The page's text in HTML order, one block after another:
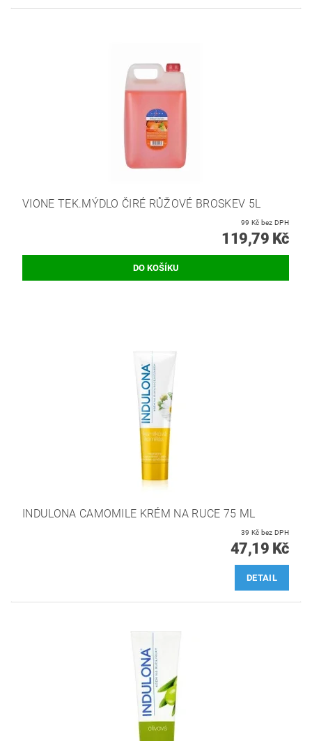
VIONE TEK.MÝDLO ČIRÉ RŮŽOVÉ BROSKEV 5L
99 Kč bez DPH
119,79 Kč
INDULONA CAMOMILE KRÉM NA RUCE 75 ML
39 Kč bez DPH
47,19 Kč
DETAIL